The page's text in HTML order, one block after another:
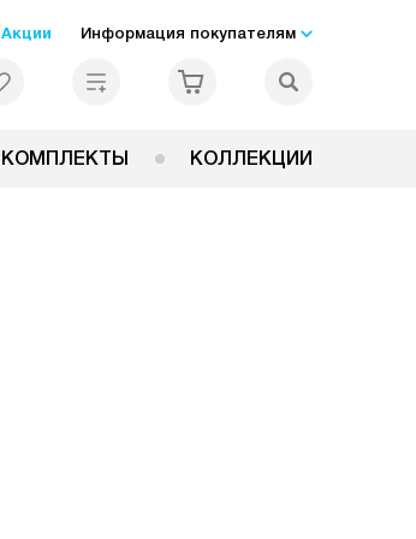
Акции Информация покупателям
КОМПЛЕКТЫ КОЛЛЕКЦИИ